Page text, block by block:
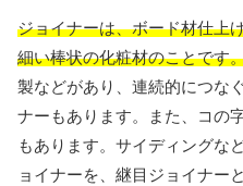
ジョイナーは、ボード材仕上
細い棒状の化粧材のことです
製などがあり、連続的につな
ナーもあります。また、コの
もあります。サイディングな
ョイナーを、継目ジョイナー